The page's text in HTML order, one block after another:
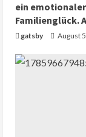
ein
Familienglück.
gatsby August